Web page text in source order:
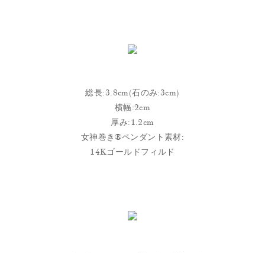
総長:3.8cm(石のみ:3cm)
横幅:2cm
厚み:1.2cm
女神巻き®︎ペンダント素材:
14Kゴールドフィルド